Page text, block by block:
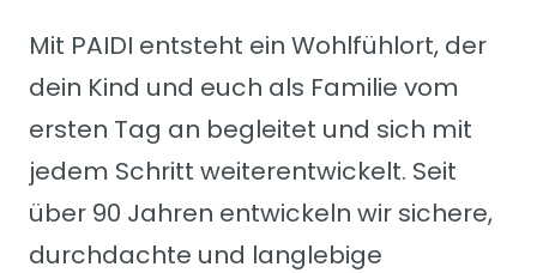
Mit PAIDI entsteht ein Wohlfühlort, der
dein Kind und euch als Familie vom
ersten Tag an begleitet und sich mit
jedem Schritt weiterentwickelt. Seit
über 90 Jahren entwickeln wir sichere,
durchdachte und langlebige